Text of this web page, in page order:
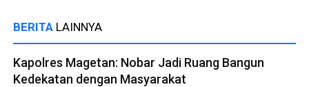
BERITA LAINNYA
Kapolres Magetan: Nobar Jadi Ruang Bangun
Kedekatan dengan Masyarakat